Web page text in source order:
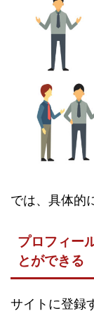
では、具体的
プロフィー
とができる
サイトに登録